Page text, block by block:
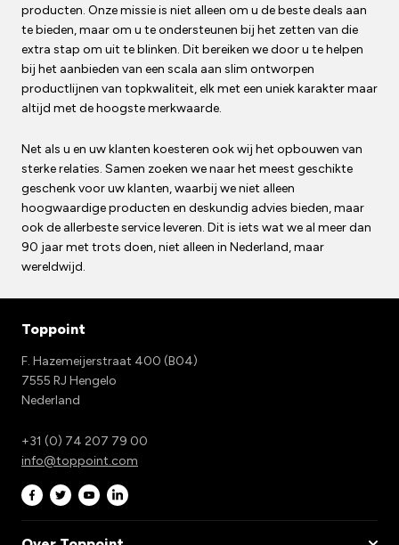
producten. Onze missie is niet alleen om u de beste deals aan
te bieden, maar om u te ondersteunen bij het zetten van die
extra stap om uit te blinken. Dit bereiken we door u te helpen
bij het aanbieden van een scala aan slim ontworpen
productlijnen van topkwaliteit, elk met een uniek karakter maar
altijd met de hoogste merkwaarde.
Net als u en uw klanten koesteren ook wij het opbouwen van
sterke relaties. Samen zoeken we naar het meest geschikte
geschenk voor uw klanten, waarbij we niet alleen
hoogwaardige producten en deskundig advies bieden, maar
ook de allerbeste service leveren. Dit is iets wat we al meer dan
90 jaar met trots doen, niet alleen in Nederland, maar
wereldwijd.
Toppoint
F. Hazemeijerstraat 400 (B04)
7555 RJ Hengelo
Nederland
+31 (0) 74 207 79 00
info@toppoint.com